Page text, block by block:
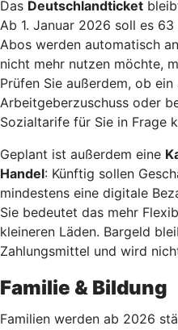
Das Deutschlandticket
Ab 1. Januar 2026 soll es
Abos werden automatisch
nicht mehr nutzen möchte,
Prüfen Sie außerdem, ob
Arbeitgeberzuschuss oder
Sozialtarife für Sie in Frage
Geplant ist außerdem eine
Handel: Künftig sollen
mindestens eine digitale
Sie bedeutet das mehr
kleineren Läden. Bargeld
Zahlungsmittel und wird
Familie & Bildung
Familien werden ab 2026